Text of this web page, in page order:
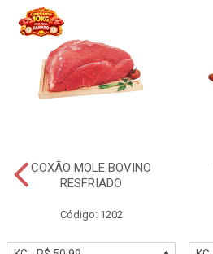
COXÃO MOLE BOVINO
RESFRIADO
Código: 1202